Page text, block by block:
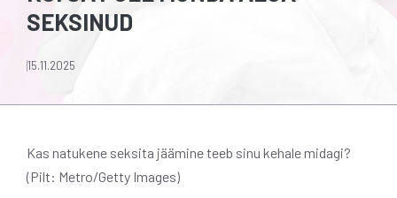
SEKSINUD
15.11.2025
Kas natukene seksita jäämine teeb sinu kehale midagi?
(Pilt: Metro/Getty Images)